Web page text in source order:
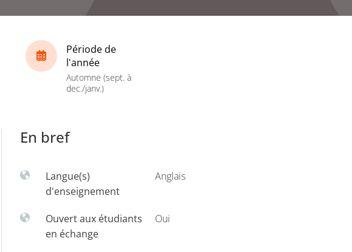
Période de
l'année
Automne (sept. à
dec./janv.)
En bref
Langue(s)
d'enseignement
Anglais
Ouvert aux étudiants
en échange
Oui